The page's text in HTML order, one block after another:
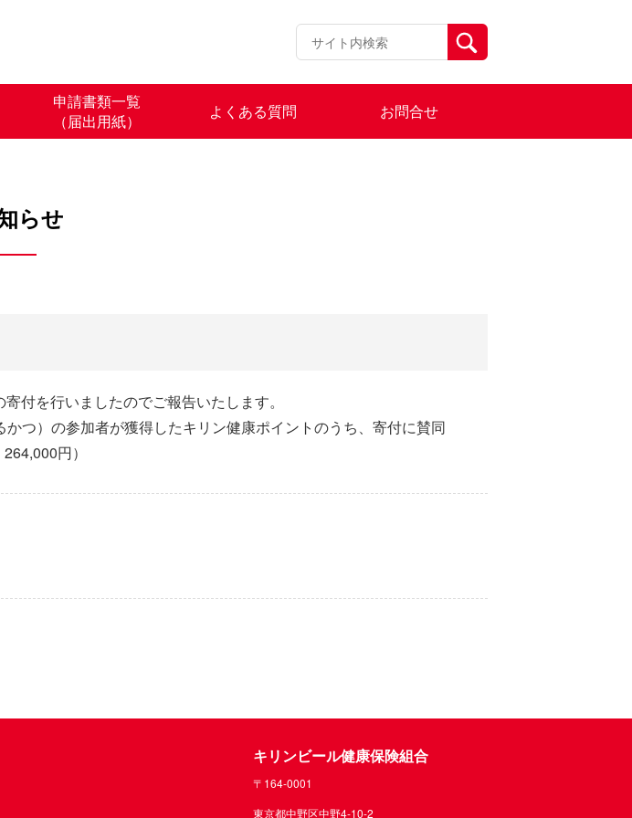
申請書類一覧
（届出用紙）
よくある質問 お問合せ
らせ
付を行いましたのでご報告いたします。
）の参加者が獲得したキリン健康ポイントのうち、寄付に賛同
円）
キリンビール健康保険組合
〒164-0001
東京都中野区中野4-10-2